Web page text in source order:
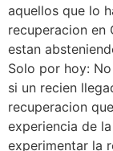
aquellos que lo
recuperacion en
estan
Solo por hoy:
si un recien
recuperacion
experiencia de
experimentar la